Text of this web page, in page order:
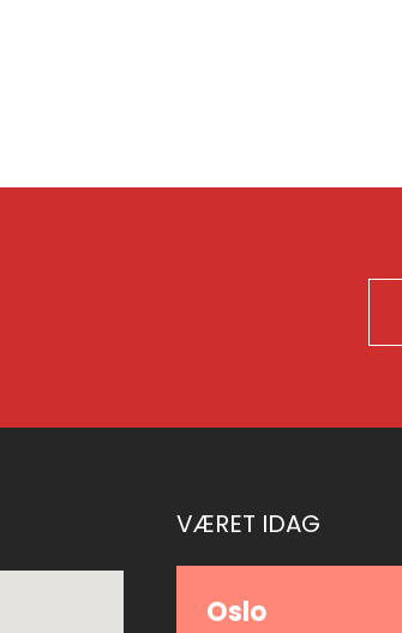
VÆRET IDAG
Oslo